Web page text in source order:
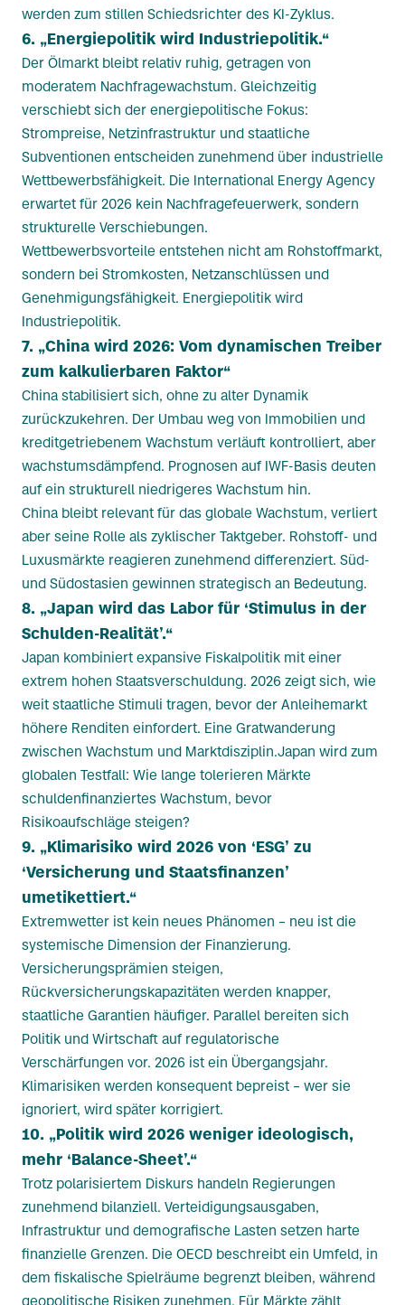
werden zum stillen Schiedsrichter des KI-Zyklus.
6. „Energiepolitik wird Industriepolitik.“
Der Ölmarkt bleibt relativ ruhig, getragen von
moderatem Nachfragewachstum. Gleichzeitig
verschiebt sich der energiepolitische Fokus:
Strompreise, Netzinfrastruktur und staatliche
Subventionen entscheiden zunehmend über industrielle
Wettbewerbsfähigkeit. Die International Energy Agency
erwartet für 2026 kein Nachfragefeuerwerk, sondern
strukturelle Verschiebungen.
Wettbewerbsvorteile entstehen nicht am Rohstoffmarkt,
sondern bei Stromkosten, Netzanschlüssen und
Genehmigungsfähigkeit. Energiepolitik wird
Industriepolitik.
7. „China wird 2026: Vom dynamischen Treiber
zum kalkulierbaren Faktor“
China stabilisiert sich, ohne zu alter Dynamik
zurückzukehren. Der Umbau weg von Immobilien und
kreditgetriebenem Wachstum verläuft kontrolliert, aber
wachstumsdämpfend. Prognosen auf IWF-Basis deuten
auf ein strukturell niedrigeres Wachstum hin.
China bleibt relevant für das globale Wachstum, verliert
aber seine Rolle als zyklischer Taktgeber. Rohstoff- und
Luxusmärkte reagieren zunehmend differenziert. Süd-
und Südostasien gewinnen strategisch an Bedeutung.
8. „Japan wird das Labor für ‘Stimulus in der
Schulden-Realität’.“
Japan kombiniert expansive Fiskalpolitik mit einer
extrem hohen Staatsverschuldung. 2026 zeigt sich, wie
weit staatliche Stimuli tragen, bevor der Anleihemarkt
höhere Renditen einfordert. Eine Gratwanderung
zwischen Wachstum und Marktdisziplin.Japan wird zum
globalen Testfall: Wie lange tolerieren Märkte
schuldenfinanziertes Wachstum, bevor
Risikoaufschläge steigen?
9. „Klimarisiko wird 2026 von ‘ESG’ zu
‘Versicherung und Staatsfinanzen’
umetikettiert.“
Extremwetter ist kein neues Phänomen – neu ist die
systemische Dimension der Finanzierung.
Versicherungsprämien steigen,
Rückversicherungskapazitäten werden knapper,
staatliche Garantien häufiger. Parallel bereiten sich
Politik und Wirtschaft auf regulatorische
Verschärfungen vor. 2026 ist ein Übergangsjahr.
Klimarisiken werden konsequent bepreist – wer sie
ignoriert, wird später korrigiert.
10. „Politik wird 2026 weniger ideologisch,
mehr ‘Balance-Sheet’.“
Trotz polarisiertem Diskurs handeln Regierungen
zunehmend bilanziell. Verteidigungsausgaben,
Infrastruktur und demografische Lasten setzen harte
finanzielle Grenzen. Die OECD beschreibt ein Umfeld, in
dem fiskalische Spielräume begrenzt bleiben, während
geopolitische Risiken zunehmen. Für Märkte zählt